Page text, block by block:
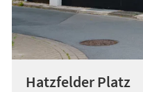
Hatzfelder Platz